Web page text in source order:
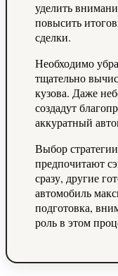
уделить
повысить
сделки.
Необходимо
тщательно
кузова. Даже
создадут
аккуратный
Выбор
предпочитают
сразу, другие
автомобиль
подготовка,
роль в этом